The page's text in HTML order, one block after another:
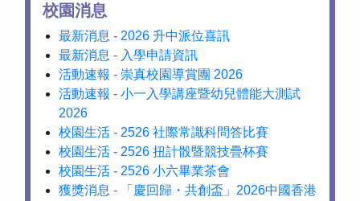
校園消息
最新消息 - 2026 升中派位喜訊
最新消息 - 入學申請資訊
活動速報 - 崇真校園導賞團 2026
活動速報 - 小一入學講座暨幼兒體能大測試
2026
校園生活 - 2526 社際常識科問答比賽
校園生活 - 2526 扭計骰暨競技疊杯賽
校園生活 - 2526 小六畢業茶會
獲獎消息 - 「慶回歸・共創盃」2026中國香港